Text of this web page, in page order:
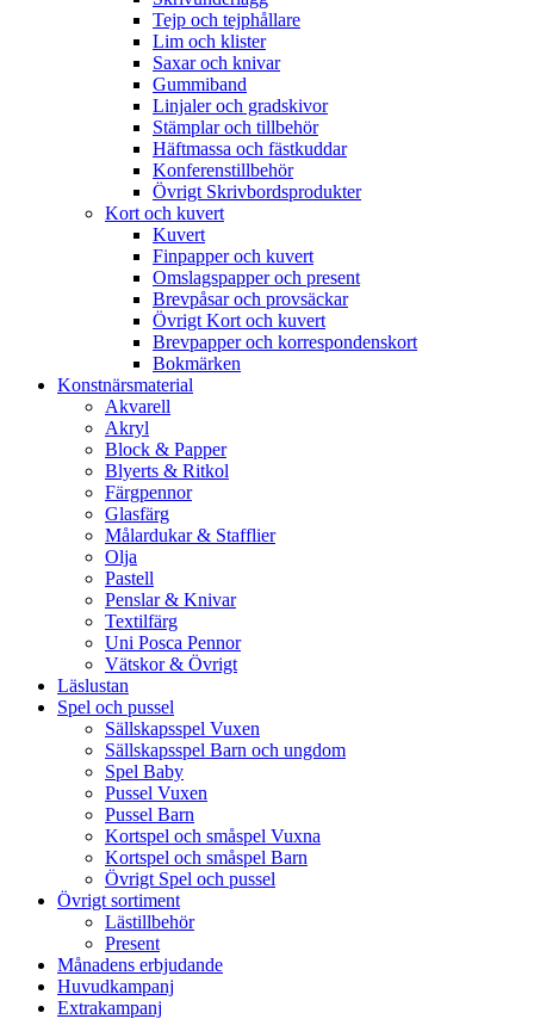
Tejp och tejphållare
Lim och klister
Saxar och knivar
Gummiband
Linjaler och gradskivor
Stämplar och tillbehör
Häftmassa och fästkuddar
Konferenstillbehör
Övrigt Skrivbordsprodukter
Kort och kuvert
Kuvert
Finpapper och kuvert
Omslagspapper och present
Brevpåsar och provsäckar
Övrigt Kort och kuvert
Brevpapper och korrespondenskort
Bokmärken
Konstnärsmaterial
Akvarell
Akryl
Block & Papper
Blyerts & Ritkol
Färgpennor
Glasfärg
Målardukar & Stafflier
Olja
Pastell
Penslar & Knivar
Textilfärg
Uni Posca Pennor
Vätskor & Övrigt
Läslustan
Spel och pussel
Sällskapsspel Vuxen
Sällskapsspel Barn och ungdom
Spel Baby
Pussel Vuxen
Pussel Barn
Kortspel och småspel Vuxna
Kortspel och småspel Barn
Övrigt Spel och pussel
Övrigt sortiment
Lästillbehör
Present
Månadens erbjudande
Huvudkampanj
Extrakampanj